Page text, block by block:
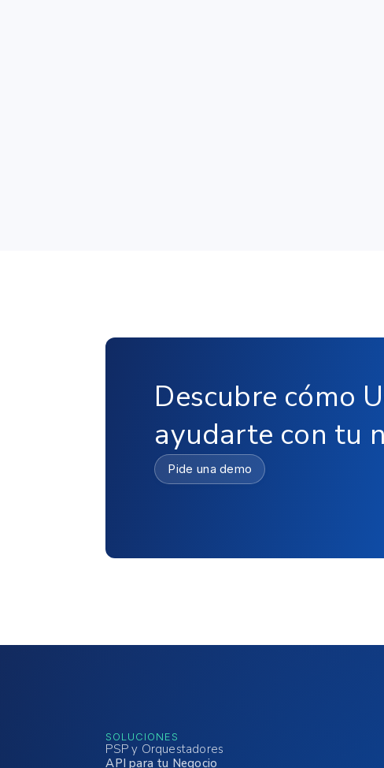
Descubre cómo
ayudarte con tu
Pide una demo
SOLUCIONES
PSP y Orquestadores
API para tu Negocio